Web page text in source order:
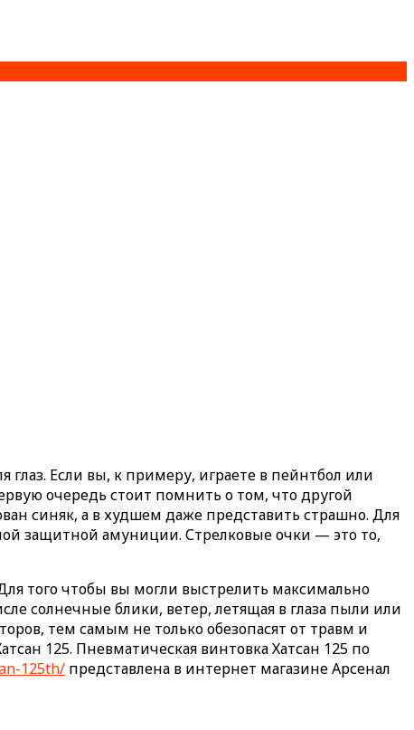
Если вы, к примеру, играете в пейнтбол или
очередь стоит помнить о том, что другой
синяк, а в худшем даже представить страшно. Для
защитной амуниции. Стрелковые очки — это то,
того чтобы вы могли выстрелить максимально
солнечные блики, ветер, летящая в глаза пыли или
тем самым не только обезопасят от травм и
125. Пневматическая винтовка Хатсан 125 по
125th/ представлена в интернет магазине Арсенал